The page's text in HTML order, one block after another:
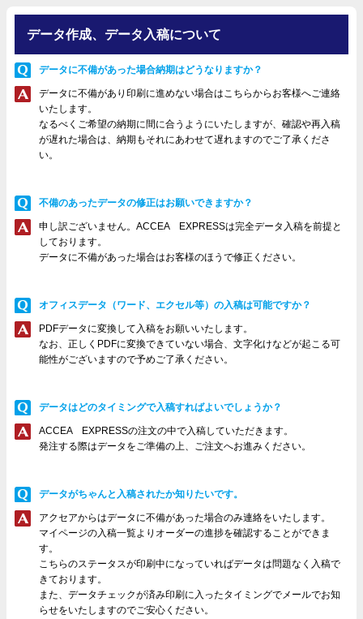
データ作成、データ入稿について
データに不備があった場合納期はどうなりますか？
データに不備があり印刷に進めない場合はこちらからお客様へご連絡
いたします。
なるべくご希望の納期に間に合うようにいたしますが、確認や再入稿
が遅れた場合は、納期もそれにあわせて遅れますのでご了承くださ
い。
不備のあったデータの修正はお願いできますか？
申し訳ございません。ACCEA EXPRESSは完全データ入稿を前提と
しております。
データに不備があった場合はお客様のほうで修正ください。
オフィスデータ（ワード、エクセル等）の入稿は可能ですか？
PDFデータに変換して入稿をお願いいたします。
なお、正しくPDFに変換できていない場合、文字化けなどが起こる可
能性がございますので予めご了承ください。
データはどのタイミングで入稿すればよいでしょうか？
ACCEA EXPRESSの注文の中で入稿していただきます。
発注する際はデータをご準備の上、ご注文へお進みください。
データがちゃんと入稿されたか知りたいです。
アクセアからはデータに不備があった場合のみ連絡をいたします。
マイページの入稿一覧よりオーダーの進捗を確認することができま
す。
こちらのステータスが印刷中になっていればデータは問題なく入稿で
きております。
また、データチェックが済み印刷に入ったタイミングでメールでお知
らせをいたしますのでご安心ください。